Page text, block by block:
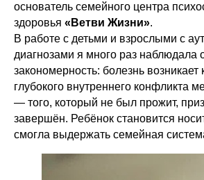
основатель семейного центра
здоровья «Ветви Жизни».
В работе с детьми и взрослыми с
диагнозами я много раз наблюдала
закономерность: болезнь возникает
глубокого внутреннего конфликта
— того, который не был прожит,
завершён. Ребёнок становится
смогла выдержать семейная